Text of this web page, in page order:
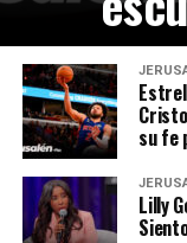
su fe
Lilly